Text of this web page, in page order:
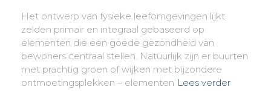
Het ontwerp van fysieke leefomgevingen lijkt
zelden primair en integraal gebaseerd op
elementen die een goede gezondheid van
bewoners centraal stellen. Natuurlijk zijn er buurten
met prachtig groen of wijken met bijzondere
ontmoetingsplekken – elementen Lees verder